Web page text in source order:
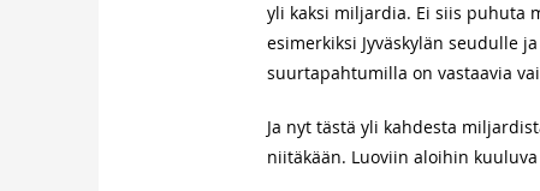
yli kaksi miljardia. Ei siis puhuta
esimerkiksi Jyväskylän seudulle
suurtapahtumilla on vastaavia
Ja nyt tästä yli kahdesta
niitäkään. Luoviin aloihin